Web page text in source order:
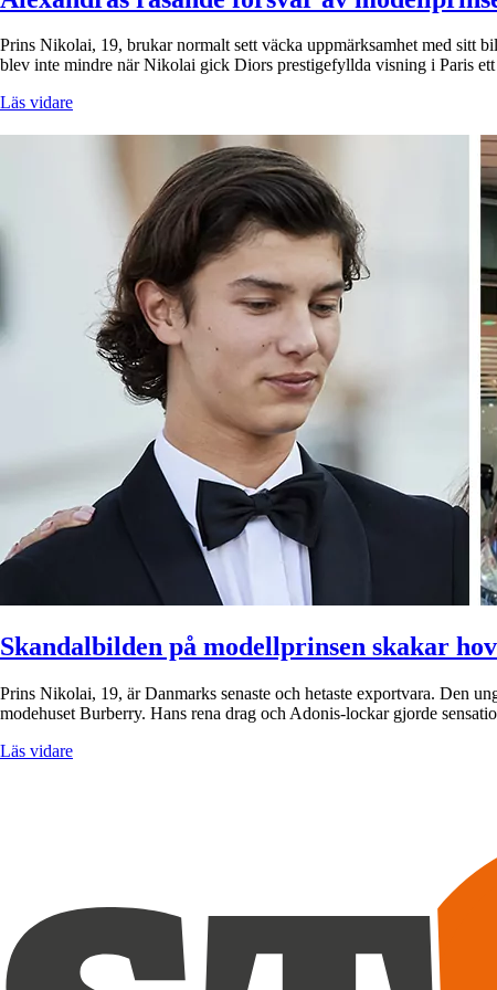
Prins Nikolai, 19, brukar normalt sett väcka uppmärksamhet med sitt
blev inte mindre när Nikolai gick Diors prestigefyllda visning i Paris
Läs vidare
Skandalbilden på modellprinsen skakar
Prins Nikolai, 19, är Danmarks senaste och hetaste exportvara. Den
modehuset Burberry. Hans rena drag och Adonis-lockar gjorde
Läs vidare